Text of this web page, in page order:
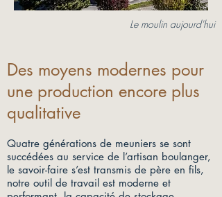
Le moulin aujourd'hui
Des moyens modernes pour
une production encore plus
qualitative
Quatre générations de meuniers se sont
succédées au service de l’artisan boulanger,
le savoir-faire s’est transmis de père en fils,
notre outil de travail est moderne et